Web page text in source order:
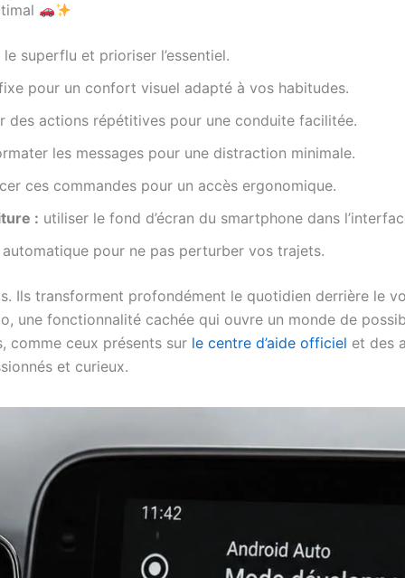
superflu et prioriser l’essentiel.
pour un confort visuel adapté à vos habitudes.
des actions répétitives pour une conduite facilitée.
les messages pour une distraction minimale.
ces commandes pour un accès ergonomique.
: utiliser le fond d’écran du smartphone dans
pour ne pas perturber vos trajets.
Ils transforment profondément le quotidien derrière le
une fonctionnalité cachée qui ouvre un monde de
comme ceux présents sur le centre d’aide officiel et des
et curieux.